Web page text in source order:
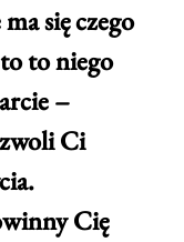
się czego
to niego
–
Ci
Cię